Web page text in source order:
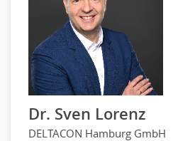
Firmenkundengeschäft
Investment-Banking
Kreditanalyse
Banken, Finanzdienstleister und
Teamleitung
Mergers & Acquisitions
Privatkundengeschäft
Dr. Sven Lorenz
DELTACON Hamburg GmbH